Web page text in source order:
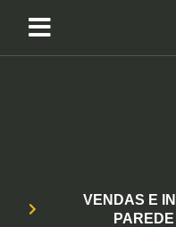
VENDAS E